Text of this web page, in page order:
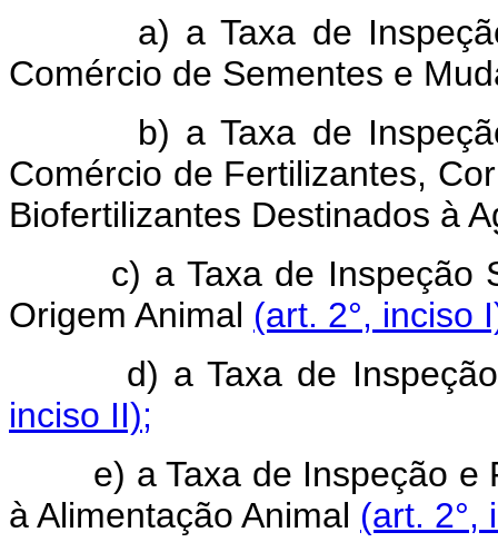
a) a Taxa de Inspeção
Comércio de Sementes e
b) a Taxa de Inspeção
Comércio de Fertilizantes,
Biofertilizantes Destinados à
c) a Taxa de Inspeção
Origem Animal (art. 2°, inciso
d) a Taxa de Inspeção
inciso II);
e) a Taxa de Inspeção e
à Alimentação Animal (art. 2°,